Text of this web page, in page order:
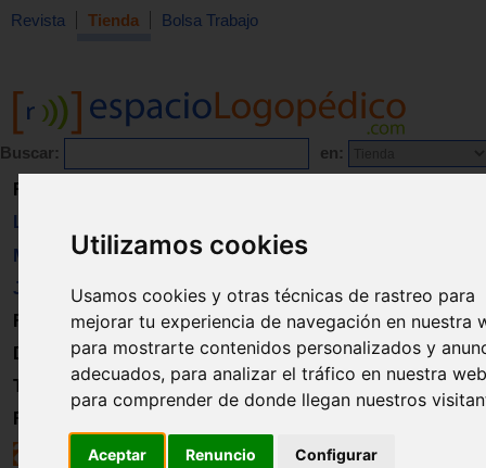
Utilizamos cookies
Usamos cookies y otras técnicas de rastreo para
mejorar tu experiencia de navegación en nuestra
para mostrarte contenidos personalizados y
adecuados, para analizar el tráfico en nuestra
para comprender de donde llegan nuestros
Aceptar Renuncio Configurar
Revista Tienda Bolsa Trabajo
Buscar: en:
Revista
Libros
Material
Juguetes
Formación
Directorio
Trabajo
Registro